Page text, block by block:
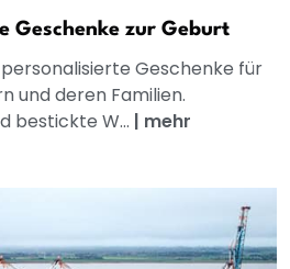
Geschenke zur Geburt
Geschenke für
und deren Familien.
bestickte W... | mehr